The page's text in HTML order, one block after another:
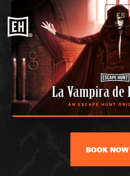
ES
BOOK NOW